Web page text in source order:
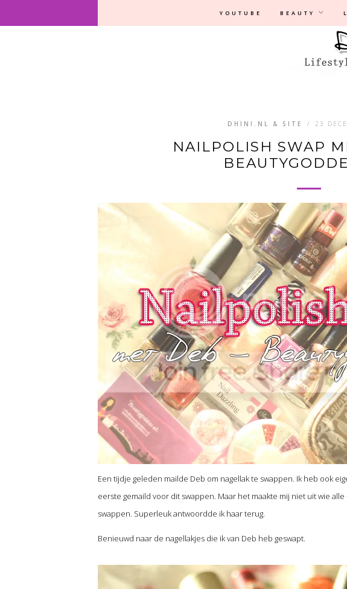
YOUTUBE BEAUTY
DHINI.NL & SITE / 23
NAILPOLISH SWAP
Een tijdje geleden mailde Deb om nagellak te swappen. Ik heb ook
eerste gemaild voor dit swappen. Maar het maakte mij niet uit wie
swappen. Superleuk antwoordde ik haar terug.
Benieuwd naar de nagellakjes die ik van Deb heb geswapt.